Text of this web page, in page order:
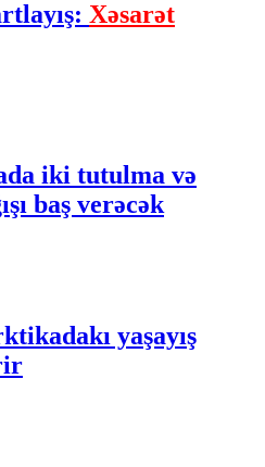
Xəsarət
iki tutulma və
baş verəcək
yaşayış